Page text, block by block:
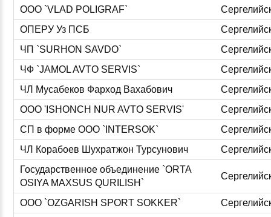
ООО `VLAD POLIGRAF`
ОПЕРУ Уз ПСБ
ЧП `SURHON SAVDO`
ЧФ `JAMOL AVTO SERVIS`
ЧЛ Мусабеков Фарход Вахабович
ООО 'ISHONCH NUR AVTO SERVIS'
СП в форме ООО `INTERSOK`
ЧЛ Корабоев Шухратжон Турсунович
Государственное объединение `ORTA
OSIYA MAXSUS QURILISH`
ООО `OZGARISH SPORT SOKKER`